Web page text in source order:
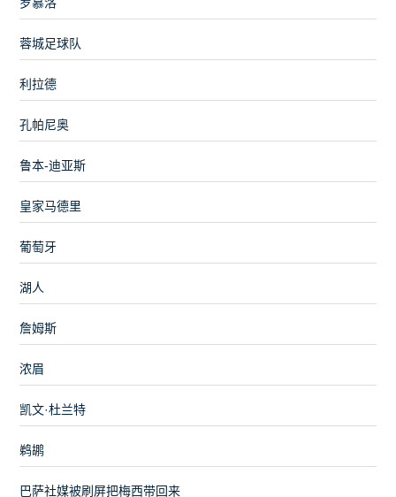
蓉城足球队
利拉德
孔帕尼奥
鲁本-迪亚斯
皇家马德里
葡萄牙
湖人
詹姆斯
浓眉
凯文·杜兰特
鹈鹕
巴萨社媒被刷屏把梅西带回来